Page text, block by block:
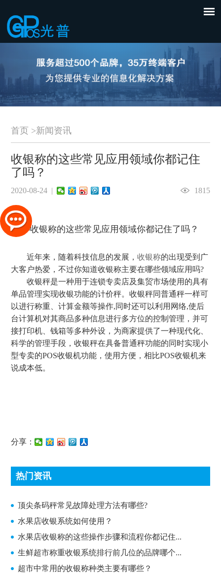
首页 >新闻资讯
收银称的这些常见应用领域你都记住
了吗？
2020-08-24 | 1815
近年来，随着科技信息的发展，收银称的出现受到广
大客户热爱，不过你知道收银称主要在哪些领域应用吗?
收银秤是一种用于连锁专卖店及集贸市场使用的具有
单品管理实现收银功能的计价秤。收银秤同普通秤一样可
以进行称重、计算金额等操作,同时还可以利用网络,使后
台计算机对其商品多种信息进行多方位的控制管理，并可
接打印机、钱箱等多种外设，为商家提供了一种现代化、
科学的管理手段，收银秤在具备普通秤功能的同时实现小
型专卖的POS收银机功能，使用方便，相比POS收银机来
说成本低。
分享：
热门资讯
顶尖条码秤常见故障处理方法有哪些?
顶尖条码秤常见故障处理方法有哪些?
水果店收银系统如何使用？
水果店收银称的这些操作步骤和流程你都记住...
生鲜超市称重收银系统排行前几位的品牌哪个...
超市中常用的收银称种类主要有哪些？